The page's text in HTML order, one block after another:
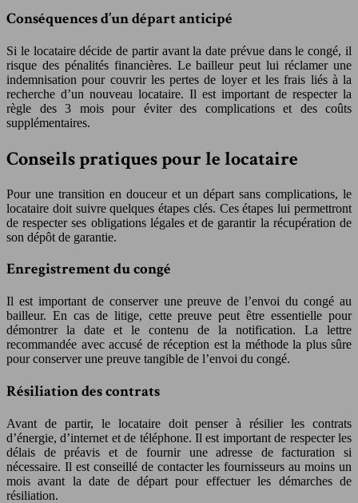
Conséquences d’un départ anticipé
Si le locataire décide de partir avant la date prévue dans le congé, il
risque des pénalités financières. Le bailleur peut lui réclamer une
indemnisation pour couvrir les pertes de loyer et les frais liés à la
recherche d’un nouveau locataire. Il est important de respecter la
règle des 3 mois pour éviter des complications et des coûts
supplémentaires.
Conseils pratiques pour le locataire
Pour une transition en douceur et un départ sans complications, le
locataire doit suivre quelques étapes clés. Ces étapes lui permettront
de respecter ses obligations légales et de garantir la récupération de
son dépôt de garantie.
Enregistrement du congé
Il est important de conserver une preuve de l’envoi du congé au
bailleur. En cas de litige, cette preuve peut être essentielle pour
démontrer la date et le contenu de la notification. La lettre
recommandée avec accusé de réception est la méthode la plus sûre
pour conserver une preuve tangible de l’envoi du congé.
Résiliation des contrats
Avant de partir, le locataire doit penser à résilier les contrats
d’énergie, d’internet et de téléphone. Il est important de respecter les
délais de préavis et de fournir une adresse de facturation si
nécessaire. Il est conseillé de contacter les fournisseurs au moins un
mois avant la date de départ pour effectuer les démarches de
résiliation.